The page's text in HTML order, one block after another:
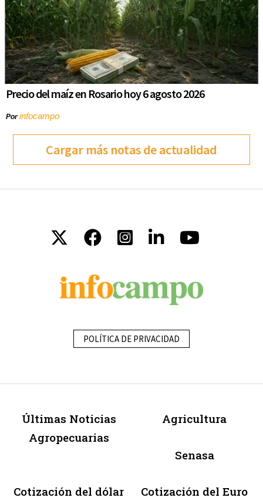
Precio del maíz en Rosario hoy 6 agosto 2026
Porinfocampo
Cargar más notas de actualidad
POLÍTICA DE PRIVACIDAD
Últimas Noticias
Agropecuarias
Agricultura
Senasa
Cotización del dólar Cotización del Euro